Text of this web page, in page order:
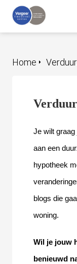
Home
Je wilt
aan een
hypotheek
blogs die
woning.
Wil je jouw
benieuwd